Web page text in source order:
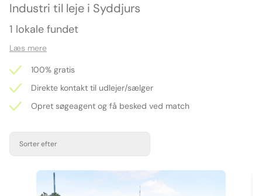
Industri til leje i Syddjurs
1 lokale fundet
Læs mere
100% gratis
Direkte kontakt til udlejer/sælger
Opret søgeagent og få besked ved match
Sorter efter